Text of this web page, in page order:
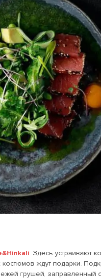
. Здесь устраивают
ждут подарки.
грушей, заправленный